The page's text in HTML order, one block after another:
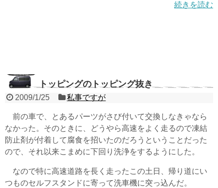
続きを読む
トッピングのトッピング抜き
2009/1/25 私事ですが
前の車で、とあるパーツがさび付いて交換しなきゃなら
なかった。そのときに、どうやら高速をよく走るので凍結
防止剤が付着して腐食を招いたのだろうということだった
ので、それ以来こまめに下回り洗浄をするようにした。
なので特に高速道路を長く走ったこの土日、帰り道にい
つものセルフスタンドに寄って洗車機に突っ込んだ。